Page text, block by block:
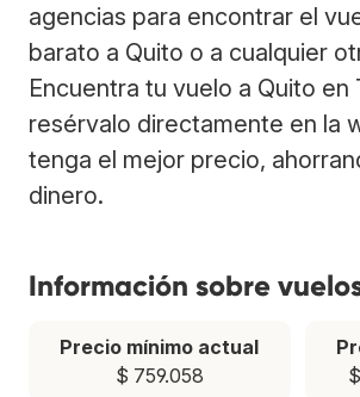
agencias para encontrar el
barato a Quito o a cualquier
Encuentra tu vuelo a Quito en
resérvalo directamente en la
tenga el mejor precio,
dinero.
Información sobre
Precio mínimo actual
$ 759.058